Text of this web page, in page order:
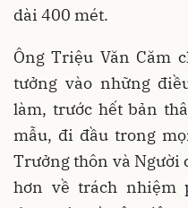
dài 400 mét.
Ông Triệu Văn Căm
tưởng vào những
làm, trước hết bản
mẫu, đi đầu trong
Trưởng thôn và Người
hơn về trách nhiệm